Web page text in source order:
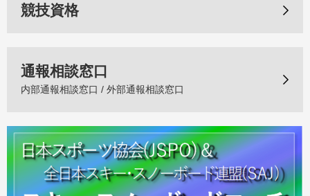
競技資格
通報相談窓口
内部通報相談窓口 / 外部通報相談窓口